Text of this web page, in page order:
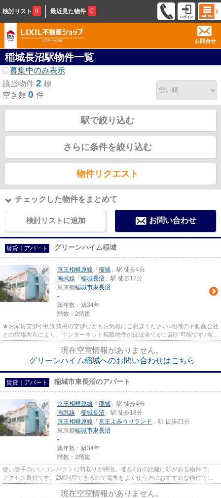
検討リスト 0 最近見た物件 0
お問合せ
稲城長沼駅物件一覧
募集中のみ表示
該当物件 2 棟
空き数 0 件
駅で絞り込む
さらに条件を絞り込む
物件リクエスト
チェックした物件をまとめて
検討リストに追加 お問い合わせ
賃貸｜アパート グリーンハイム稲城
京王相模原線 「 稲城 」駅 徒歩4分
南武線 「 稲城長沼 」駅 徒歩17分
東京都稲城市東長沼
-
築年数：築34年
階数：2階建
★お家賃交渉や初期費用の交渉などもお気軽にご相談ください♪地域の不動産会社
との情報共有により、インターネット掲載物件のほぼ全てがご紹介可能です♪当店
現在空室情報がありません。
グリーンハイム稲城へのお問い合わせはこちら
賃貸｜アパート 稲城市東長沼のアパート
京王相模原線 「 稲城 」駅 徒歩4分
南武線 「 稲城長沼 」駅 徒歩18分
京王相模原線 「 京王よみうりランド 」駅 徒歩21分
東京都稲城市東長沼
-
築年数：築34年
階数：2階建
使い勝手のいいコンパクトな間取りが特徴。徒歩4分の距離に駅がある物件で、
アクセス良好です。2駅利用できるので電車をよく使う方におすすめな物件で
現在空室情報がありません。